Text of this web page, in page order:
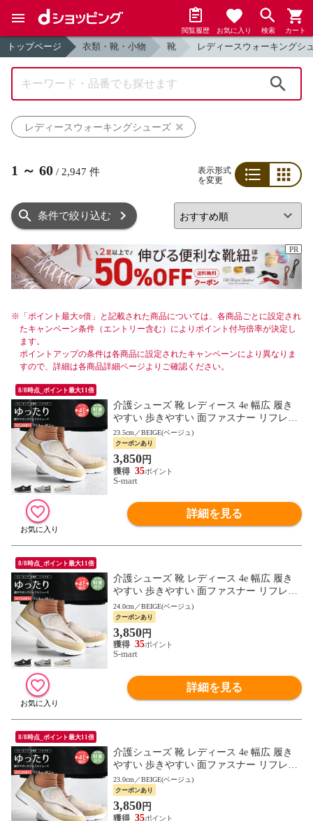
閲覧履歴 お気に入り 検索 カート
トップページ 衣類・靴・小物 靴 レディースウォーキングシ
レディースウォーキングシューズ
1 ～ 60 / 2,947 件
表示形式
を変更
条件で絞り込む
PR
※ 「ポイント最大○倍」と記載された商品については、各商品ごとに設定され
たキャンペーン条件（エントリー含む）によりポイント付与倍率が決定し
ます。
ポイントアップの条件は各商品に設定されたキャンペーンにより異なりま
すので、詳細は各商品詳細ページよりご確認ください。
8/8時点_ポイント最大11倍
介護シューズ 靴 レディース 4e 幅広 履き
やすい 歩きやすい 面ファスナー リフレク
ター リハビリ コンフォート ウォーキング
軽い 2865
23.5cm／BEIGE(ベージュ)
クーポンあり
3,850円
35
S-mart
詳細を見る
8/8時点_ポイント最大11倍
介護シューズ 靴 レディース 4e 幅広 履き
やすい 歩きやすい 面ファスナー リフレク
ター リハビリ コンフォート ウォーキング
軽い 2865
24.0cm／BEIGE(ベージュ)
クーポンあり
3,850円
35
S-mart
詳細を見る
8/8時点_ポイント最大11倍
介護シューズ 靴 レディース 4e 幅広 履き
やすい 歩きやすい 面ファスナー リフレク
ター リハビリ コンフォート ウォーキング
軽い 2865
23.0cm／BEIGE(ベージュ)
クーポンあり
3,850円
35